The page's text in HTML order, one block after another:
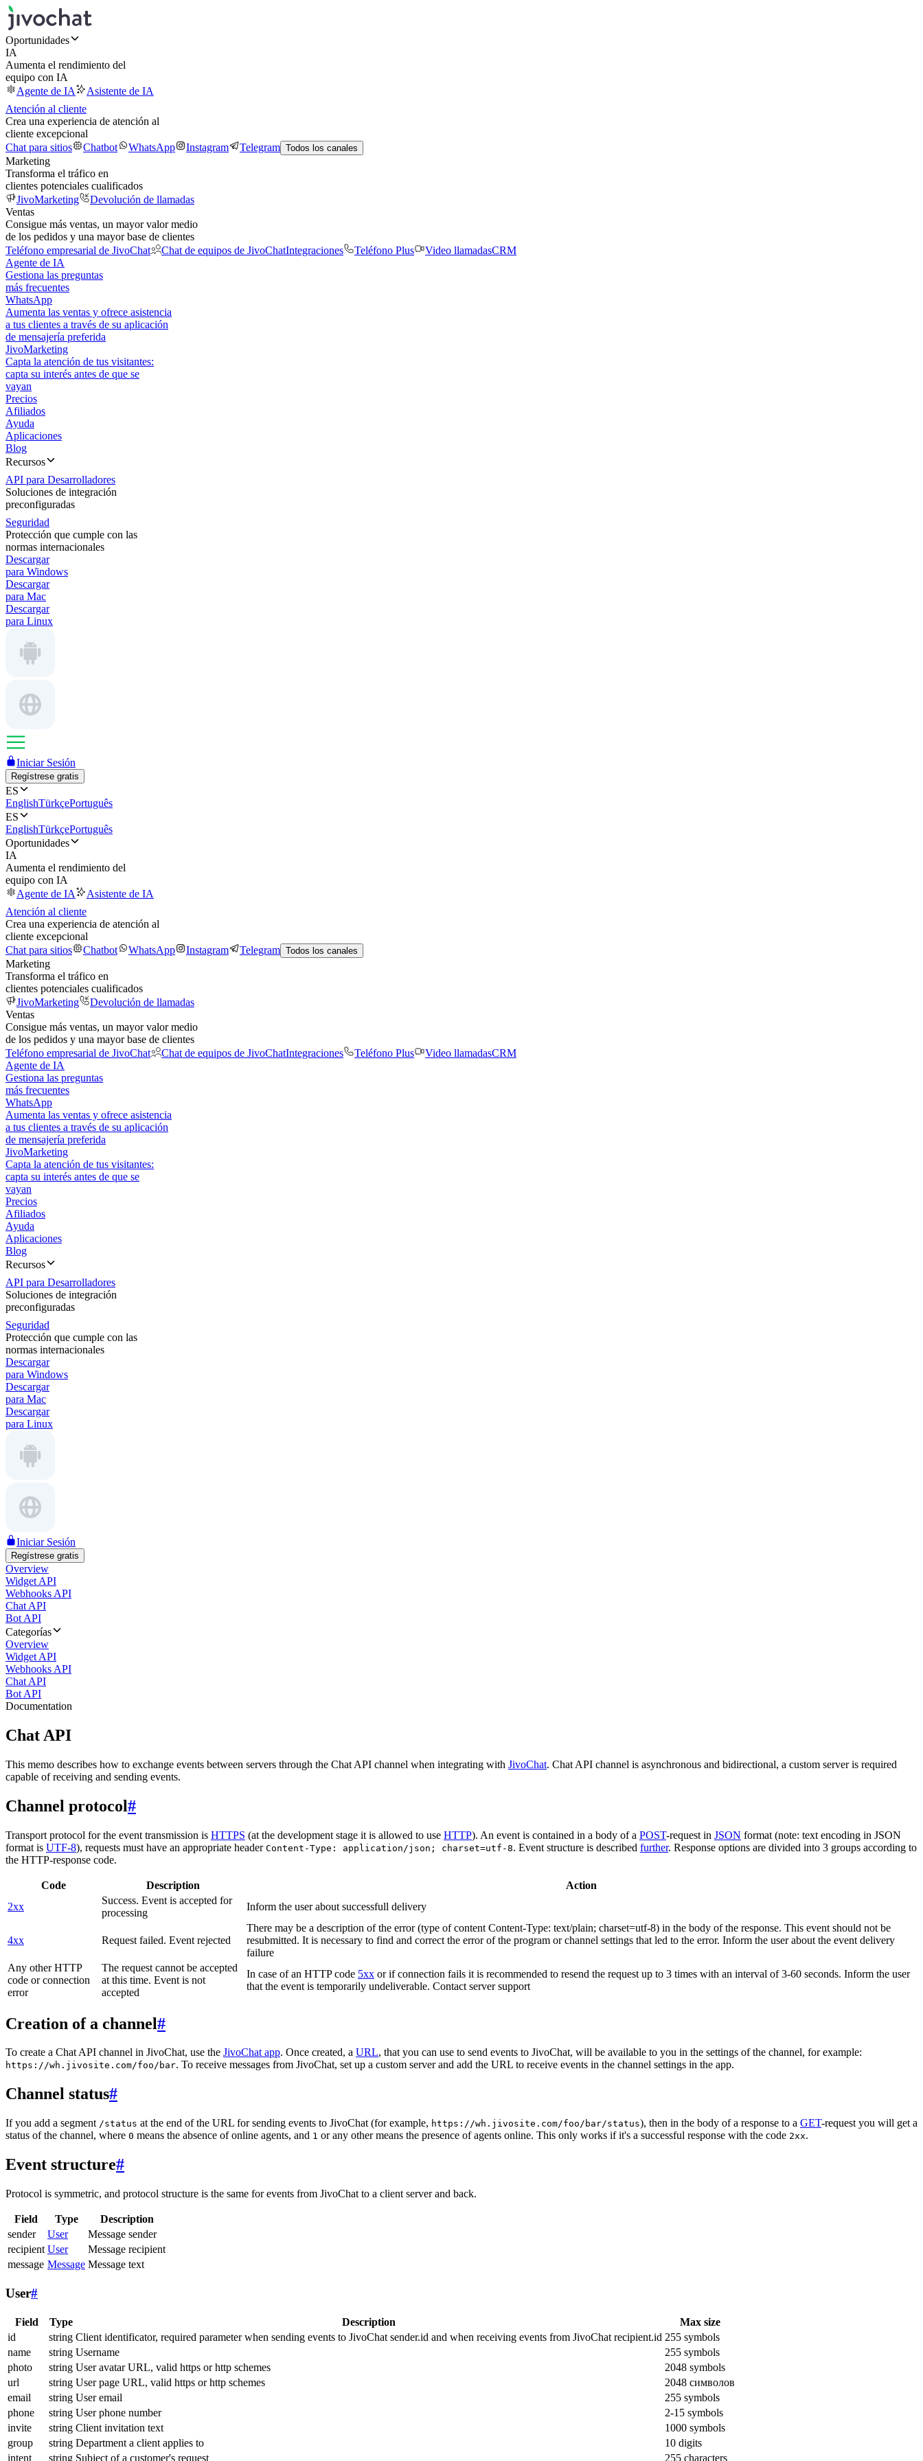
Oportunidades
IA
Aumenta el rendimiento del
equipo con IA
Agente de IA
Asistente de IA
Atención al cliente
Crea una experiencia de atención al
cliente excepcional
Chat para sitios
Chatbot WhatsApp Instagram Telegram Todos los canales
Marketing
Transforma el tráfico en
clientes potenciales cualificados
JivoMarketing
Devolución de llamadas
Ventas
Consigue más ventas, un mayor valor medio
de los pedidos y una mayor base de clientes
Teléfono empresarial de JivoChat
Chat de equipos de JivoChatIntegraciones Teléfono Plus Video llamadasCRM
Agente de IA
Gestiona las preguntas
más frecuentes
WhatsApp
Aumenta las ventas y ofrece asistencia
a tus clientes a través de su aplicación
de mensajería preferida
JivoMarketing
Capta la atención de tus visitantes:
capta su interés antes de que se
vayan
Precios
Afiliados
Ayuda
Aplicaciones
Blog
Recursos
API para Desarrolladores
Soluciones de integración
preconfiguradas
Seguridad
Protección que cumple con las
normas internacionales
Descargar
para Windows
Descargar
para Mac
Descargar
para Linux
Iniciar Sesión
Regístrese gratis
ES
EnglishTürkçePortuguês
ES
EnglishTürkçePortuguês
Oportunidades
IA
Aumenta el rendimiento del
equipo con IA
Agente de IA
Asistente de IA
Atención al cliente
Crea una experiencia de atención al
cliente excepcional
Chat para sitios
Chatbot WhatsApp Instagram Telegram Todos los canales
Marketing
Transforma el tráfico en
clientes potenciales cualificados
JivoMarketing
Devolución de llamadas
Ventas
Consigue más ventas, un mayor valor medio
de los pedidos y una mayor base de clientes
Teléfono empresarial de JivoChat
Chat de equipos de JivoChatIntegraciones Teléfono Plus Video llamadasCRM
Agente de IA
Gestiona las preguntas
más frecuentes
WhatsApp
Aumenta las ventas y ofrece asistencia
a tus clientes a través de su aplicación
de mensajería preferida
JivoMarketing
Capta la atención de tus visitantes:
capta su interés antes de que se
vayan
Precios
Afiliados
Ayuda
Aplicaciones
Blog
Recursos
API para Desarrolladores
Soluciones de integración
preconfiguradas
Seguridad
Protección que cumple con las
normas internacionales
Descargar
para Windows
Descargar
para Mac
Descargar
para Linux
Iniciar Sesión
Regístrese gratis
Overview
Widget API
Webhooks API
Chat API
Bot API
Categorías
Overview
Widget API
Webhooks API
Chat API
Bot API
Documentation
Chat API
This memo describes how to exchange events between servers through the Chat API channel when integrating with JivoChat. Chat API channel is asynchronous and bidirectional, a custom server is required
capable of receiving and sending events.
Channel protocol#
Transport protocol for the event transmission is HTTPS (at the development stage it is allowed to use HTTP). An event is contained in a body of a POST-request in JSON format (note: text encoding in JSON
format is UTF-8), requests must have an appropriate header Content-Type: application/json; charset=utf-8. Event structure is described further. Response options are divided into 3 groups according to
the HTTP-response code.
Code Description
Action
2xx
Success. Event is accepted for
processing
Inform the user about successfull delivery
4xx Request failed. Event rejected
There may be a description of the error (type of content Content-Type: text/plain; charset=utf-8) in the body of the response. This event should not be
resubmitted. It is necessary to find and correct the error of the program or channel settings that led to the error. Inform the user about the event delivery
failure
Any other HTTP
code or connection
error
The request cannot be accepted
at this time. Event is not
accepted
In case of an HTTP code 5xx or if connection fails it is recommended to resend the request up to 3 times with an interval of 3-60 seconds. Inform the user
that the event is temporarily undeliverable. Contact server support
Creation of a channel#
To create a Chat API channel in JivoChat, use the JivoChat app. Once created, a URL, that you can use to send events to JivoChat, will be available to you in the settings of the channel, for example:
https://wh.jivosite.com/foo/bar. To receive messages from JivoChat, set up a custom server and add the URL to receive events in the channel settings in the app.
Channel status#
If you add a segment /status at the end of the URL for sending events to JivoChat (for example, https://wh.jivosite.com/foo/bar/status), then in the body of a response to a GET-request you will get a
status of the channel, where 0 means the absence of online agents, and 1 or any other means the presence of agents online. This only works if it's a successful response with the code 2xx.
Event structure#
Protocol is symmetric, and protocol structure is the same for events from JivoChat to a client server and back.
Field Type
Description
sender
User
Message sender
recipient User
Message recipient
message Message Message text
User#
Field Type Description
Max size
id
string Client identificator, required parameter when sending events to JivoChat sender.id and when receiving events from JivoChat recipient.id 255 symbols
name
string Username
255 symbols
photo
string User avatar URL, valid https or http schemes
2048 symbols
url
string User page URL, valid https or http schemes
2048 символов
email
string User email
255 symbols
phone
string User phone number
2-15 symbols
invite
string Client invitation text
1000 symbols
group
string Department a client applies to
10 digits
intent
string Subject of a customer's request 255 characters